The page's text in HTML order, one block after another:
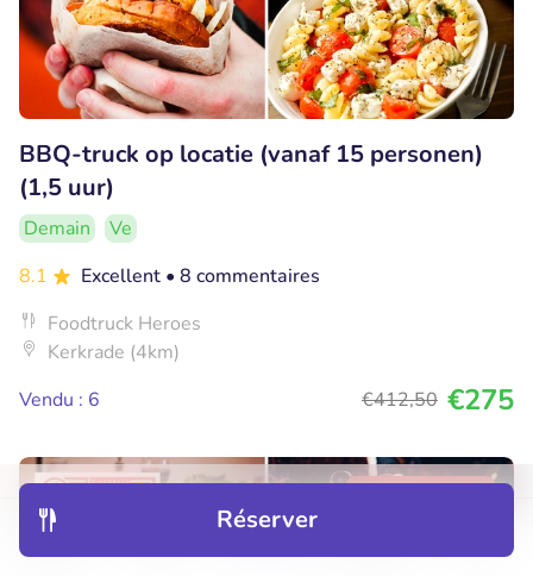
Réserver
BBQ-truck op locatie (vanaf 15 personen)
(1,5 uur)
Demain
Ve
8.1
Excellent • 8 commentaires
Foodtruck Heroes
Kerkrade (4km)
Vendu : 6
€412,50 €275